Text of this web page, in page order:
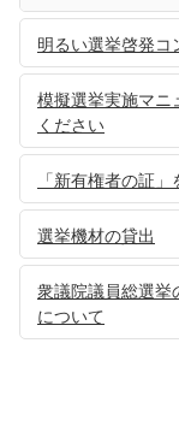
明るい選挙啓発コ
模擬選挙実施マニ
ください
「新有権者の証
選挙機材の貸出
衆議院議員総選挙
について